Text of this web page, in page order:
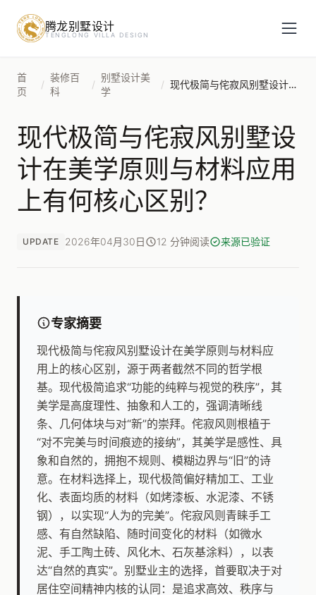
腾龙别墅设计
TENGLONG VILLA DESIGN
首
页
/
装修百
科
/
别墅设计美
学
/ 现代极简与侘寂风别墅设计在美学原则与材料应用上有何核心区别？
现代极简与侘寂风别墅设
计在美学原则与材料应用
上有何核心区别？
UPDATE 2026年04月30日 12 分钟阅读 来源已验证
专家摘要
现代极简与侘寂风别墅设计在美学原则与材料应
用上的核心区别，源于两者截然不同的哲学根
基。现代极简追求“功能的纯粹与视觉的秩序”，其
美学是高度理性、抽象和人工的，强调清晰线
条、几何体块与对“新”的崇拜。侘寂风则根植于
“对不完美与时间痕迹的接纳”，其美学是感性、具
象和自然的，拥抱不规则、模糊边界与“旧”的诗
意。在材料选择上，现代极简偏好精加工、工业
化、表面均质的材料（如烤漆板、水泥漆、不锈
钢），以实现“人为的完美”。侘寂风则青睐手工
感、有自然缺陷、随时间变化的材料（如微水
泥、手工陶土砖、风化木、石灰基涂料），以表
达“自然的真实”。别墅业主的选择，首要取决于对
居住空间精神内核的认同：是追求高效、秩序与
预约设计咨询
姓名*
手机号*
房屋面积（㎡）